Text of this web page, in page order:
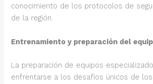
conocimiento de los protocolos de
de la región.
Entrenamiento y preparación del
La preparación de equipos
enfrentarse a los desafíos únicos de